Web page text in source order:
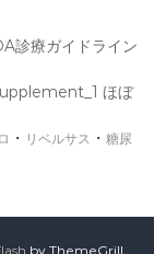
診療ガイドライン
ほぼ
・ リベルサス ・ 糖尿
by ThemeGrill.